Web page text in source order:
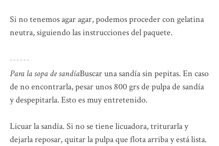
Si no tenemos agar agar, podemos proceder con gelatina
neutra, siguiendo las instrucciones del paquete.
~ ~ ~ ~ ~ ~
Para la sopa de sandíaBuscar una sandía sin pepitas. En caso
de no encontrarla, pesar unos 800 grs de pulpa de sandía
y despepitarla. Esto es muy entretenido.
Licuar la sandía. Si no se tiene licuadora, triturarla y
dejarla reposar, quitar la pulpa que flota arriba y está lista.